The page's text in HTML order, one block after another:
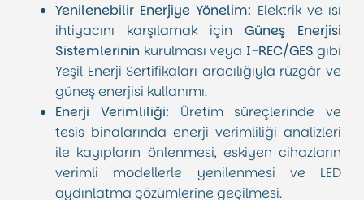
Yenilenebilir Enerjiye Yönelim: Elektrik ve ısı
ihtiyacını karşılamak için Güneş Enerjisi
Sistemlerinin kurulması veya I-REC/GES gibi
Yeşil Enerji Sertifikaları aracılığıyla rüzgâr ve
güneş enerjisi kullanımı.
Enerji Verimliliği: Üretim süreçlerinde ve
tesis binalarında enerji verimliliği analizleri
ile kayıpların önlenmesi, eskiyen cihazların
verimli modellerle yenilenmesi ve LED
aydınlatma çözümlerine geçilmesi.